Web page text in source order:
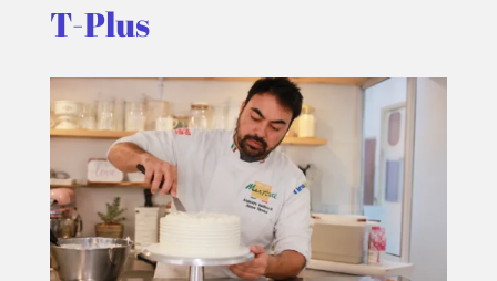
T-Plus